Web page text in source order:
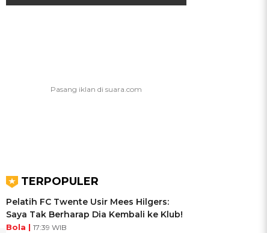
TERPOPULER
Pelatih FC Twente Usir Mees Hilgers:
Saya Tak Berharap Dia Kembali ke Klub!
Bola | 17:39 WIB